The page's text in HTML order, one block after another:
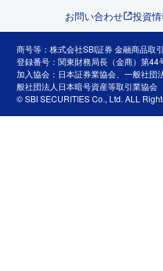
お問い合わせ 投資
商号等：株式会社SBI証券 金融商品取
登録番号：関東財務局長（金商）第44
加入協会：日本証券業協会、一般社団
般社団法人日本暗号資産等取引業協会
© SBI SECURITIES Co., Ltd. ALL